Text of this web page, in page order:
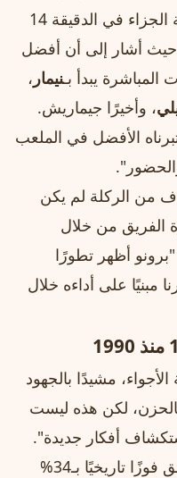
أن قرار تسديد ركلة الجزاء في الدقيقة 14
حيث أشار إلى أن أفضل
يبدأ بـنيمار ،
، وأخيرًا جيماريش.
الأفضل في الملعب
من الركلة لم يكن
الفريق من خلال
أظهر تطورًا
مبنيًا على أداءه خلال
الأجواء، مشيدًا بالجهود
بالحزن، لكن هذه ليست
أفكار جديدة".
وعلق على أداء النرويج، الذي حقق فوزًا تاريخيًا بـ34%